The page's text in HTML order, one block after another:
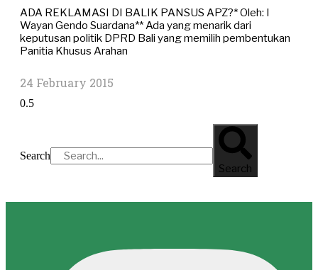
ADA REKLAMASI DI BALIK PANSUS APZ?* Oleh: I
Wayan Gendo Suardana** Ada yang menarik dari
keputusan politik DPRD Bali yang memilih pembentukan
Panitia Khusus Arahan
24 February 2015
Search
Search